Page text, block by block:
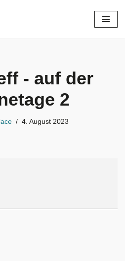
- auf der
2
4. August 2023